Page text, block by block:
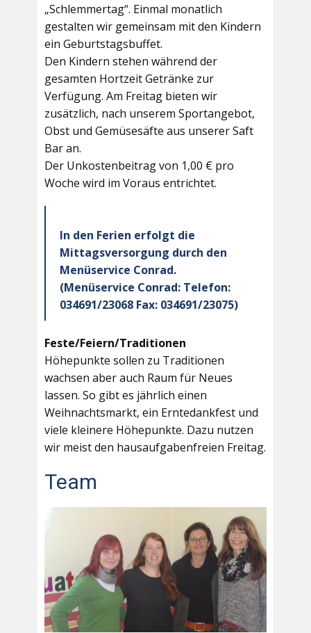
„Schlemmertag“. Einmal monatlich
gestalten wir gemeinsam mit den Kindern
ein Geburtstagsbuffet.
Den Kindern stehen während der
gesamten Hortzeit Getränke zur
Verfügung. Am Freitag bieten wir
zusätzlich, nach unserem Sportangebot,
Obst und Gemüsesäfte aus unserer Saft
Bar an.
Der Unkostenbeitrag von 1,00 € pro
Woche wird im Voraus entrichtet.
In den Ferien erfolgt die
Mittagsversorgung durch den
Menüservice Conrad.
(Menüservice Conrad: Telefon:
034691/23068 Fax: 034691/23075)
Feste/Feiern/Traditionen
Höhepunkte sollen zu Traditionen
wachsen aber auch Raum für Neues
lassen. So gibt es jährlich einen
Weihnachtsmarkt, ein Erntedankfest und
viele kleinere Höhepunkte. Dazu nutzen
wir meist den hausaufgabenfreien Freitag.
Team